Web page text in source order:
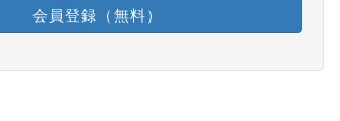
会員登録（無料）